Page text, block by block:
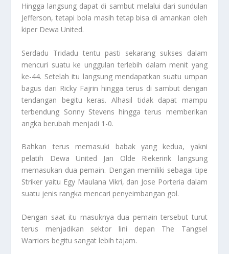
Hingga langsung dapat di sambut melalui dari sundulan
Jefferson, tetapi bola masih tetap bisa di amankan oleh
kiper Dewa United.
Serdadu Tridadu tentu pasti sekarang sukses dalam
mencuri suatu ke unggulan terlebih dalam menit yang
ke-44. Setelah itu langsung mendapatkan suatu umpan
bagus dari Ricky Fajrin hingga terus di sambut dengan
tendangan begitu keras. Alhasil tidak dapat mampu
terbendung Sonny Stevens hingga terus memberikan
angka berubah menjadi 1-0.
Bahkan terus memasuki babak yang kedua, yakni
pelatih Dewa United Jan Olde Riekerink langsung
memasukan dua pemain. Dengan memiliki sebagai tipe
Striker yaitu Egy Maulana Vikri, dan Jose Porteria dalam
suatu jenis rangka mencari penyeimbangan gol.
Dengan saat itu masuknya dua pemain tersebut turut
terus menjadikan sektor lini depan The Tangsel
Warriors begitu sangat lebih tajam.